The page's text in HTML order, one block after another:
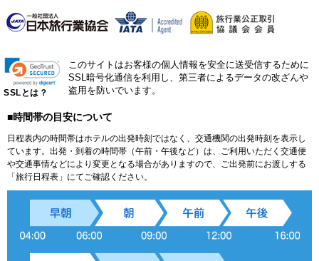
SSLとは？
このサイトはお客様の個人情報を安全に送受信するために
SSL暗号化通信を利用し、第三者によるデータの改ざんや
盗用を防いでいます。
■時間帯の目安について
日程表内の時間帯はホテルの出発時刻ではなく、交通機関の出発時刻を表示し
ています。出発・到着の時間帯（午前・午後など）は、ご利用いただく交通便
や交通事情などにより変更となる場合がありますので、ご出発前にお渡しする
「旅行日程表」にてご確認ください。